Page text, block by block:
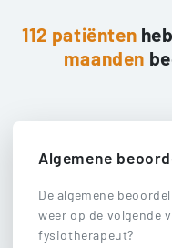
112 patiënten
maanden
Algemene
De algemene
weer op de volgende
fysiotherapeut?